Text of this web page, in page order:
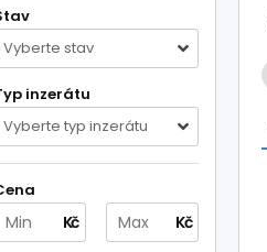
Vyberte stav
inzerátu
Vyberte typ inzerátu
Kč Kč